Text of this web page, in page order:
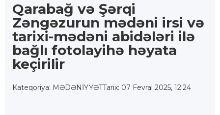
Qarabağ və Şərqi
Zəngəzurun mədəni irsi və
tarixi-mədəni abidələri ilə
bağlı fotolayihə həyata
keçirilir
Kateqoriya: MƏDƏNİYYƏTTarix: 07 Fevral 2025, 12:24